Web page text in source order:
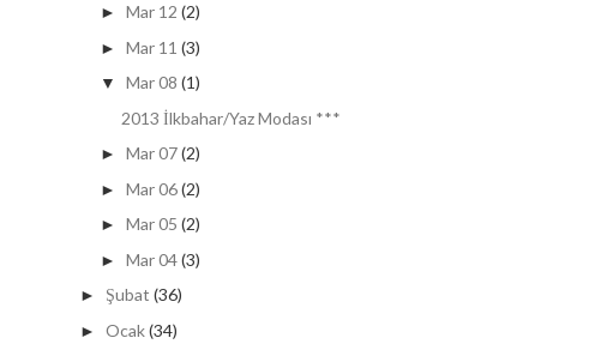
► Mar 12 (2)
► Mar 11 (3)
▼ Mar 08 (1)
2013 İlkbahar/Yaz Modası ***
► Mar 07 (2)
► Mar 06 (2)
► Mar 05 (2)
► Mar 04 (3)
► Şubat (36)
► Ocak(34)